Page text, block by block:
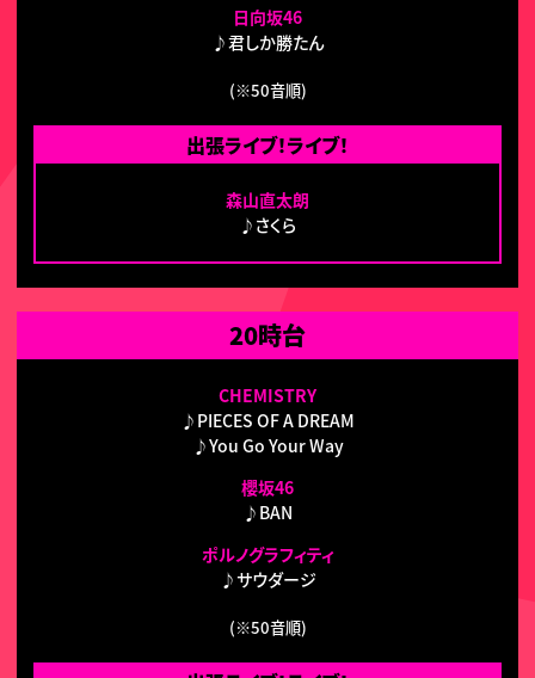
日向坂46
♪君しか勝たん
(※50音順)
出張ライブ！ライブ！
森山直太朗
♪さくら
20時台
CHEMISTRY
♪PIECES OF A DREAM
♪You Go Your Way
櫻坂46
♪BAN
ポルノグラフィティ
♪サウダージ
(※50音順)